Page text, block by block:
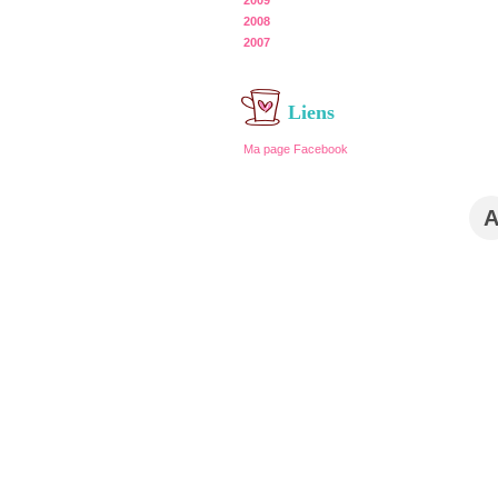
2008
2007
Liens
Ma page Facebook
A